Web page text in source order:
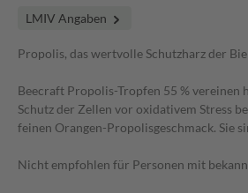
LMIV Angaben
Propolis, das wertvolle Schutzharz der
Beecraft Propolis-Tropfen 55 %
Schutz der Zellen vor oxidativem Stress
feinen Orangen-Propolisgeschmack. Sie
Nicht empfohlen für Personen mit